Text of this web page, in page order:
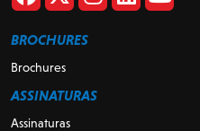
BROCHURES
Brochures
ASSINATURAS
Assinaturas